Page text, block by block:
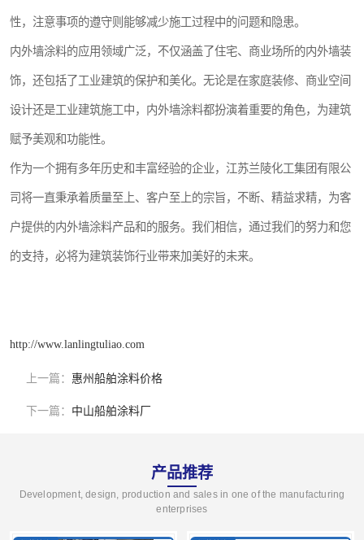
性，注意事项的遵守则能够减少施工过程中的问题和隐患。
内外墙涂料的应用领域广泛，不仅涵盖了住宅、商业场所的内外墙装
饰，还包括了工业建筑的保护和美化。无论是在家庭装修、商业空间
设计还是工业建筑施工中，内外墙涂料都扮演着重要的角色，为建筑
赋予美观和功能性。
作为一个拥有多年历史和丰富经验的企业，江苏兰陵化工集团有限公
司将一直秉承着质量至上、客户至上的宗旨，不断、精益求精，为客
户提供的内外墙涂料产品和的服务。我们相信，通过我们的努力和您
的支持，必将为建筑装饰行业带来加美好的未来。
http://www.lanlingtuliao.com
上一篇： 惠州船舶涂料价格
下一篇： 中山船舶涂料厂
产品推荐
Development, design, production and sales in one of the manufacturing
enterprises